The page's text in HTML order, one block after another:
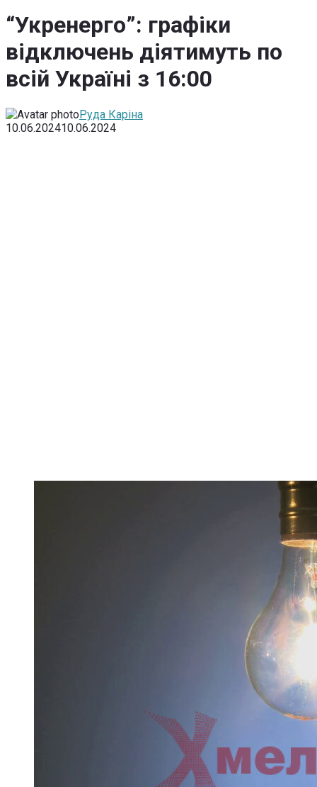
“Укренерго”: графіки
відключень діятимуть по
всій Україні з 16:00
Руда Каріна
10.06.202410.06.2024